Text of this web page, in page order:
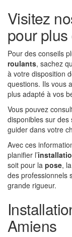
Visitez
pour plus
Pour des conseils
roulants, sachez
à votre disposition
questions. Ils vous
plus adapté à vos
Vous pouvez
disponibles sur des
guider dans votre
Avec ces
planifier l’
soit pour la pose, la
des professionnels
grande rigueur.
Amiens